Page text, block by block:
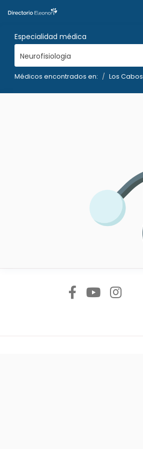
Especialidad médica
Neurofisiologia
Médicos encontrados en: Los Cabos